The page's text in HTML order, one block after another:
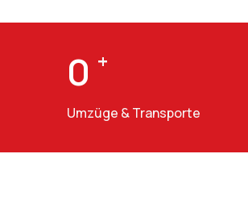
0 +
Umzüge & Transporte